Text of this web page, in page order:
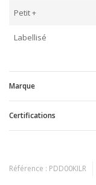
Petit +
Labellisé
Marque
Certifications
Référence : PDD00KILR